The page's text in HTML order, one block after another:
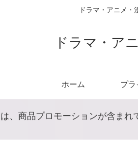
ドラマ・アニメ・
ドラマ・ア
ホーム プラ
、商品プロモーションが含まれ